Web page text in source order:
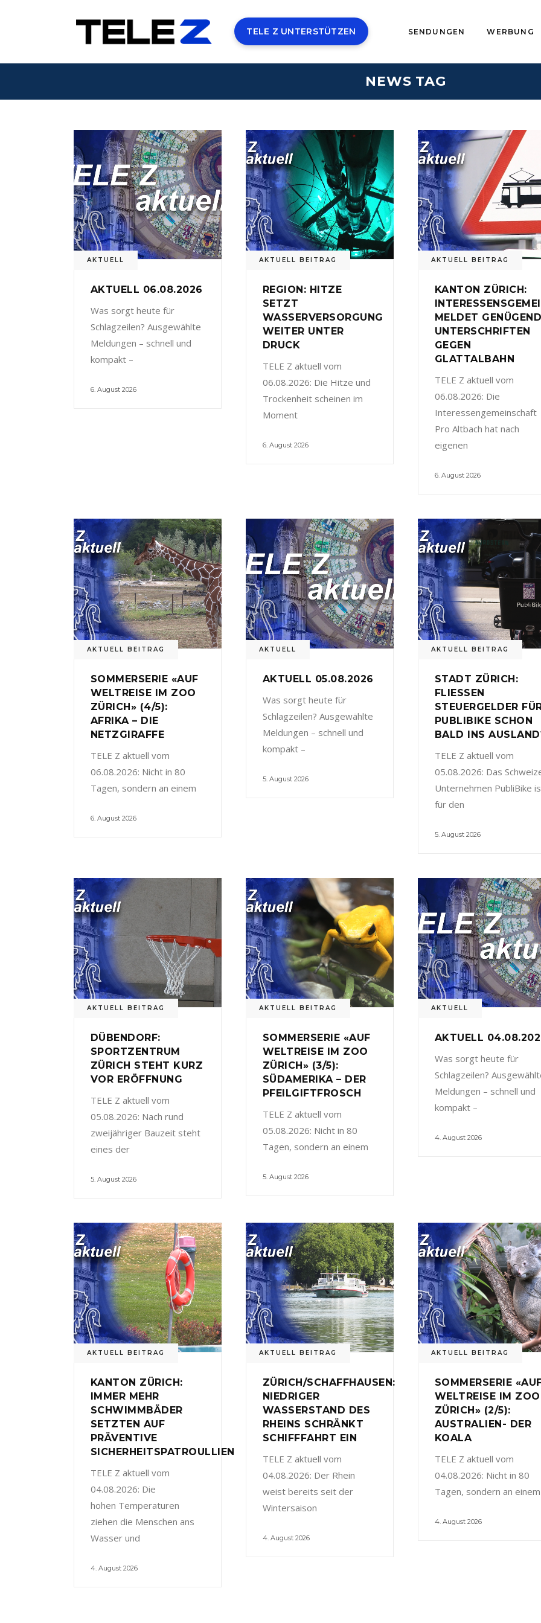
TELE Z UNTERSTÜTZEN SENDUNGEN WERBUNG
NEWS TAG
AKTUELL
AKTUELL 06.08.2026
Was sorgt heute für
Schlagzeilen? Ausgewählte
Meldungen – schnell und
kompakt –
6. August 2026
AKTUELL BEITRAG
REGION: HITZE
SETZT
WASSERVERSORGUNG
WEITER UNTER
DRUCK
TELE Z aktuell vom
06.08.2026: Die Hitze und
Trockenheit scheinen im
Moment
6. August 2026
AKTUELL BEITRAG
KANTON ZÜRICH:
MELDET
UNTERSCHRIFTEN
GEGEN
GLATTALBAHN
TELE Z aktuell vom
06.08.2026: Die
Interessengemeinschaft
Pro Altbach hat nach
eigenen
6. August 2026
AKTUELL BEITRAG
SOMMERSERIE «AUF
WELTREISE IM ZOO
ZÜRICH» (4/5):
AFRIKA – DIE
NETZGIRAFFE
TELE Z aktuell vom
06.08.2026: Nicht in 80
Tagen, sondern an einem
6. August 2026
AKTUELL
AKTUELL 05.08.2026
Was sorgt heute für
Schlagzeilen? Ausgewählte
Meldungen – schnell und
kompakt –
5. August 2026
AKTUELL BEITRAG
STADT ZÜRICH:
FLIESSEN
STEUERGELDER
PUBLIBIKE SCHON
BALD INS
TELE Z aktuell vom
05.08.2026: Das
Unternehmen PubliBike
für den
5. August 2026
AKTUELL BEITRAG
DÜBENDORF:
SPORTZENTRUM
ZÜRICH STEHT KURZ
VOR ERÖFFNUNG
TELE Z aktuell vom
05.08.2026: Nach rund
zweijähriger Bauzeit steht
eines der
5. August 2026
AKTUELL BEITRAG
SOMMERSERIE «AUF
WELTREISE IM ZOO
ZÜRICH» (3/5):
SÜDAMERIKA – DER
PFEILGIFTFROSCH
TELE Z aktuell vom
05.08.2026: Nicht in 80
Tagen, sondern an einem
5. August 2026
AKTUELL
AKTUELL
Was sorgt heute für
Schlagzeilen?
Meldungen – schnell und
kompakt –
4. August 2026
AKTUELL BEITRAG
KANTON ZÜRICH:
IMMER MEHR
SCHWIMMBÄDER
SETZTEN AUF
PRÄVENTIVE
SICHERHEITSPATROULLIEN
TELE Z aktuell vom
04.08.2026: Die
hohen Temperaturen
ziehen die Menschen ans
Wasser und
4. August 2026
AKTUELL BEITRAG
ZÜRICH/SCHAFFHAUSEN:
NIEDRIGER
WASSERSTAND DES
RHEINS SCHRÄNKT
SCHIFFFAHRT EIN
TELE Z aktuell vom
04.08.2026: Der Rhein
weist bereits seit der
Wintersaison
4. August 2026
AKTUELL BEITRAG
SOMMERSERIE
WELTREISE IM ZOO
ZÜRICH» (2/5):
AUSTRALIEN- DER
KOALA
TELE Z aktuell vom
04.08.2026: Nicht in 80
Tagen, sondern an einem
4. August 2026